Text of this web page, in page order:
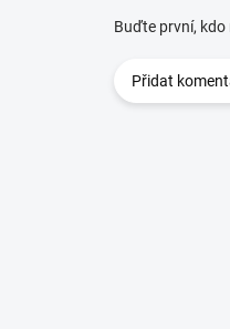
Buďte první, kdo
Přidat